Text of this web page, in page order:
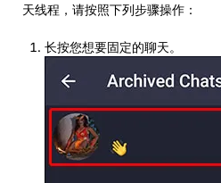
天线程，请按照下列步骤操作：
长按您想要固定的聊天。